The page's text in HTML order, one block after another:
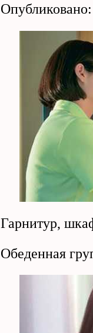
Гарнитур,
Обеденная